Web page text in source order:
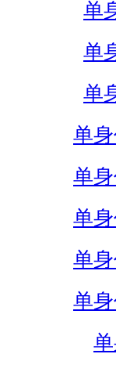
单
单
单
单
单
单
单
单